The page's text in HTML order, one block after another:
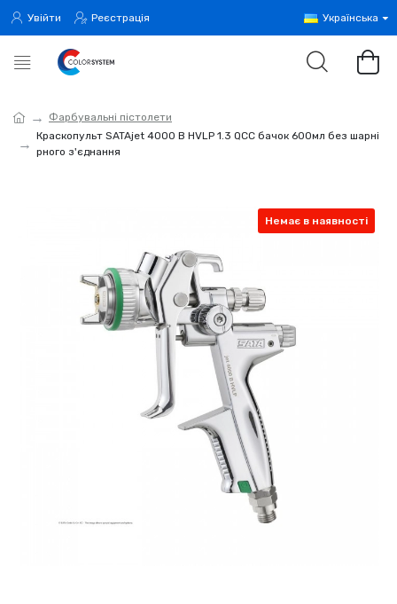
Увійти Реєстрація Українська
Фарбувальні пістолети
Краскопульт SATAjet 4000 B HVLP 1.3 QCC бачок 600мл без шарні
рного з'єднання
Немає в наявності